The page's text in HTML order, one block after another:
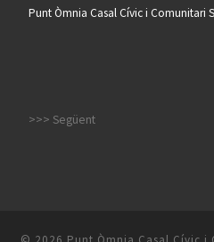
Punt Òmnia Casal Cívic i Comunitari
>>> Següent